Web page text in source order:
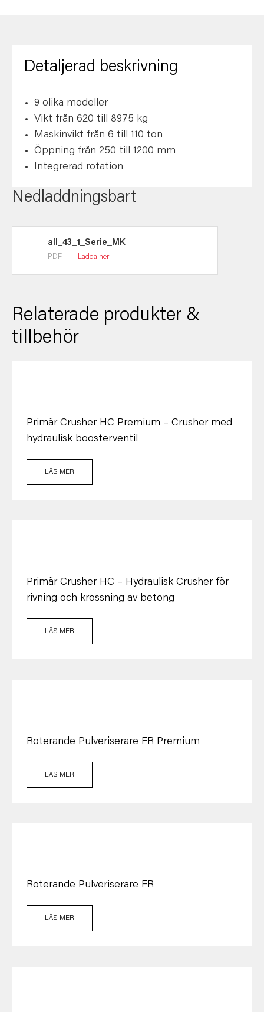
Detaljerad beskrivning
9 olika modeller
Vikt från 620 till 8975 kg
Maskinvikt från 6 till 110 ton
Öppning från 250 till 1200 mm
Integrerad rotation
Nedladdningsbart
all_43_1_Serie_MK
PDF — Ladda ner
Relaterade produkter &
tillbehör
Primär Crusher HC Premium – Crusher med
hydraulisk boosterventil
LÄS MER
Primär Crusher HC – Hydraulisk Crusher för
rivning och krossning av betong
LÄS MER
Roterande Pulveriserare FR Premium
LÄS MER
Roterande Pulveriserare FR
LÄS MER